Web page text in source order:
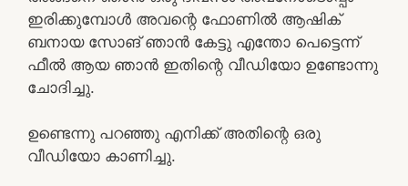
ഇരിക്കുമ്പോൾ അവന്റെ ഫോണിൽ ആഷിക്
ബനായ സോങ് ഞാൻ കേട്ടു എന്തോ പെട്ടെന്ന്
ഫീൽ ആയ ഞാൻ ഇതിന്റെ വീഡിയോ ഉണ്ടോന്നു
ചോദിച്ചു.
ഉണ്ടെന്നു പറഞ്ഞു എനിക്ക് അതിന്റെ ഒരു
വീഡിയോ കാണിച്ചു.